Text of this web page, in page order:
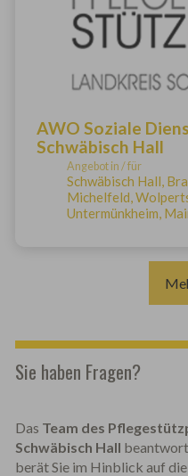
AWO Soziale
Schwäbisch Hall
Angebot in / für
Schwäbisch Hall,
Michelfeld,
Untermünkheim,
Sie haben Fragen?
Das Team des
Schwäbisch Hall
berät Sie im Hinblick auf